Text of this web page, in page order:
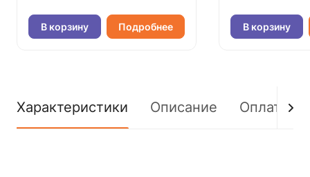
В корзину Подробнее В корзину
Характеристики Описание Оплата